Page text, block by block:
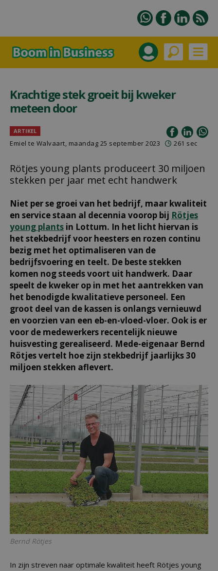
Krachtige stek groeit bij kweker
meteen door
ARTIKEL
Emiel te Walvaart, maandag 25 september 2023 261 sec
Rötjes young plants produceert 30 miljoen
stekken per jaar met echt handwerk
Niet per se groei van het bedrijf, maar kwaliteit
en service staan al decennia voorop bij Rötjes
young plants in Lottum. In het licht hiervan is
het stekbedrijf voor heesters en rozen continu
bezig met het optimaliseren van de
bedrijfsvoering en teelt. De beste stekken
komen nog steeds voort uit handwerk. Daar
speelt de kweker op in met het aantrekken van
het benodigde kwalitatieve personeel. Een
groot deel van de kassen is onlangs vernieuwd
en voorzien van een eb-en-vloed-vloer. Ook is er
voor de medewerkers recentelijk nieuwe
huisvesting gerealiseerd. Mede-eigenaar Bernd
Rötjes vertelt hoe zijn stekbedrijf jaarlijks 30
miljoen stekken aflevert.
Bernd Rötjes
In zijn streven naar optimale kwaliteit heeft Rötjes young